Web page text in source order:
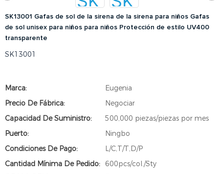
SK13001 Gafas de sol de la sirena de la sirena para niños Gafas
de sol unisex para niños para niños Protección de estilo UV400
transparente
SK13001
Marca:
Eugenia
Precio De Fábrica:
Negociar
Capacidad De Suministro:
500,000 piezas/piezas por mes
Puerto:
Ningbo
Condiciones De Pago:
L/C,T/T,D/P
Cantidad Mínima De Pedido:
600pcs/col./Sty